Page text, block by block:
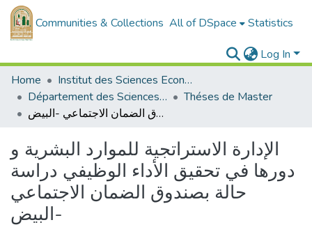
Communities & Collections All of DSpace Statistics
Log In
Home
Institut des Sciences Economiques, Commerciales et des Sciences de Gestion
Département des Sciences de Gestion
Théses de Master
الإدارة الاستراتجية للموارد البشرية و دورها في تحقيق الأداء الوظيفي دراسة حالة بصندوق الضمان الاجتماعي -البيض
الإدارة الاستراتجية للموارد البشرية و
دورها في تحقيق الأداء الوظيفي دراسة
حالة بصندوق الضمان الاجتماعي
-البيض